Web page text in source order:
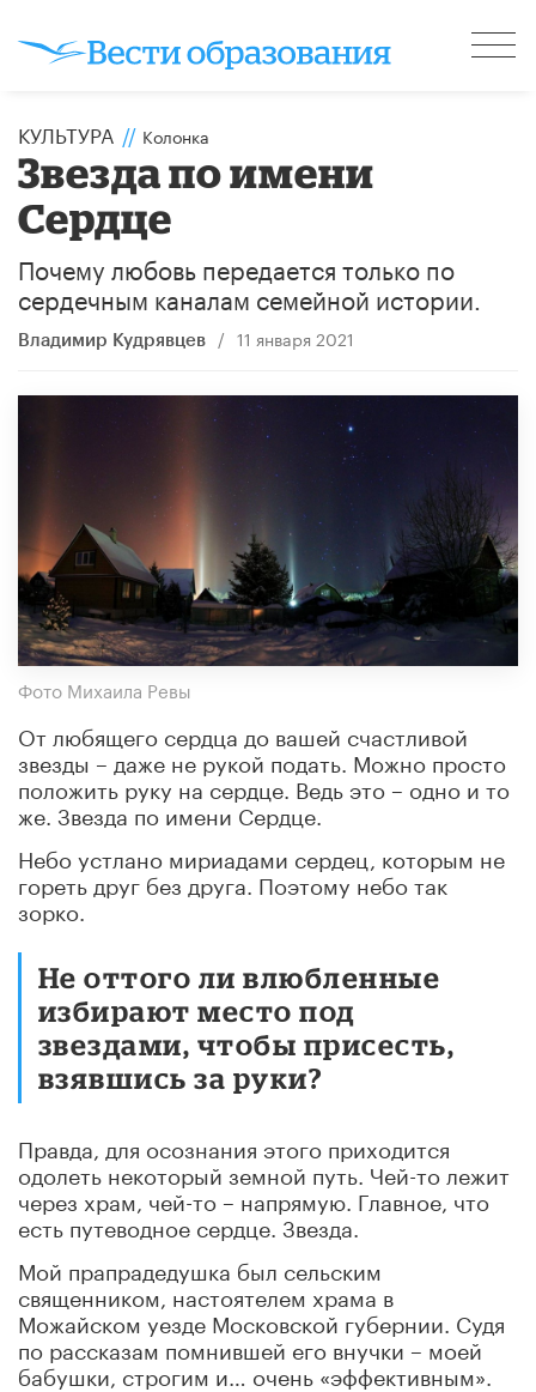
КУЛЬТУРА // Колонка
Звезда по имени
Сердце
Почему любовь передается только по
сердечным каналам семейной истории.
Владимир Кудрявцев / 11 января 2021
Фото Михаила Ревы
От любящего сердца до вашей счастливой
звезды – даже не рукой подать. Можно просто
положить руку на сердце. Ведь это – одно и то
же. Звезда по имени Сердце.
Небо устлано мириадами сердец, которым не
гореть друг без друга. Поэтому небо так
зорко.
Не оттого ли влюбленные
избирают место под
звездами, чтобы присесть,
взявшись за руки?
Правда, для осознания этого приходится
одолеть некоторый земной путь. Чей-то лежит
через храм, чей-то – напрямую. Главное, что
есть путеводное сердце. Звезда.
Мой прапрадедушка был сельским
священником, настоятелем храма в
Можайском уезде Московской губернии. Судя
по рассказам помнившей его внучки – моей
бабушки, строгим и… очень «эффективным».